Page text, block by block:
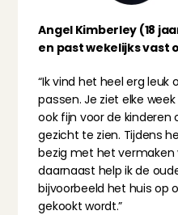
Angel Kimberley (18
en past wekelijks vast
“Ik vind het heel erg
passen. Je ziet elke
ook fijn voor de kinderen
gezicht te zien. Tijdens
bezig met het vermaken
daarnaast help ik de
bijvoorbeeld het huis op
gekookt wordt.”